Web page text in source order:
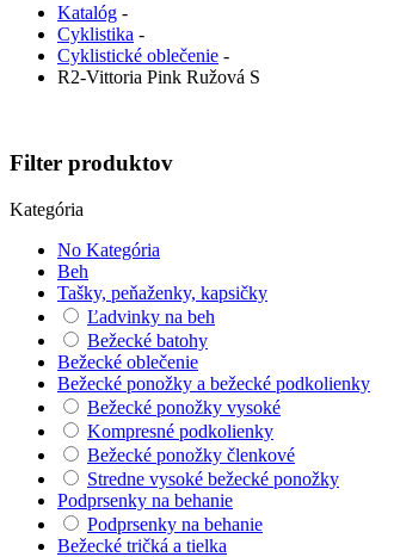
Katalóg -
Cyklistika -
Cyklistické oblečenie -
R2-Vittoria Pink Ružová S
Filter produktov
Kategória
No Kategória
Beh
Tašky, peňaženky, kapsičky
Ľadvinky na beh
Bežecké batohy
Bežecké oblečenie
Bežecké ponožky a bežecké podkolienky
Bežecké ponožky vysoké
Kompresné podkolienky
Bežecké ponožky členkové
Stredne vysoké bežecké ponožky
Podprsenky na behanie
Podprsenky na behanie
Bežecké tričká a tielka